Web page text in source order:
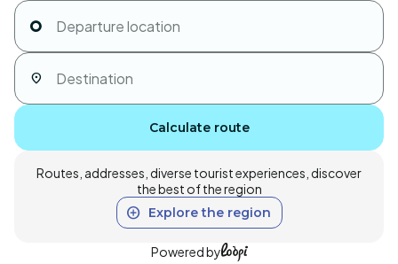
Calculate route
Routes, addresses, diverse tourist experiences, discover
the best of the region
Explore the region
Powered by